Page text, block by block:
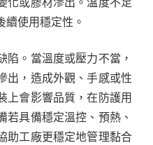
續使用穩定性。
陷。當溫度或壓力不當，
出，造成外觀、手感或性
上會影響品質，在防護用
若具備穩定溫控、預熱、
助工廠更穩定地管理黏合